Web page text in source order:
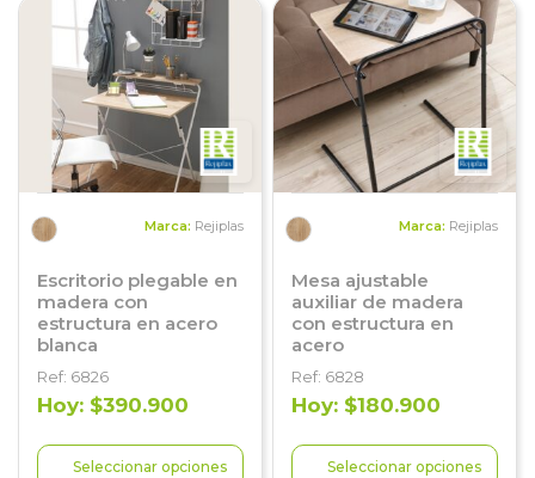
Marca: Rejiplas
Escritorio plegable en
madera con
estructura en acero
blanca
Ref: 6826
Hoy: $390.900
Seleccionar opciones
Marca: Rejiplas
Mesa ajustable
auxiliar de madera
con estructura en
acero
Ref: 6828
Hoy: $180.900
Seleccionar opciones